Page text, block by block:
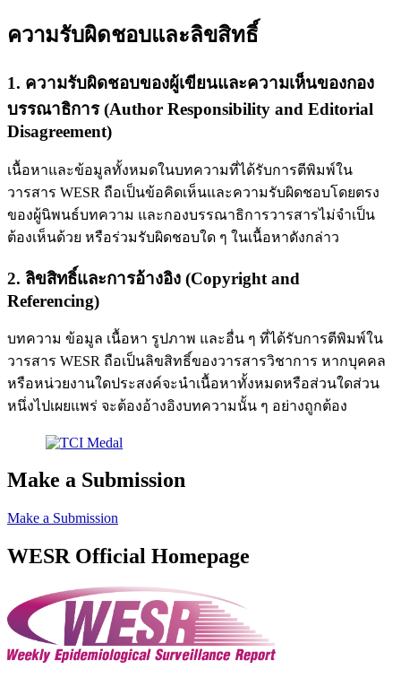
ความรับผิดชอบและลิขสิทธิ์
1. ความรับผิดชอบของผู้เขียนและความเห็นของกอง
บรรณาธิการ (Author Responsibility and Editorial
Disagreement)
เนื้อหาและข้อมูลทั้งหมดในบทความที่ได้รับการตีพิมพ์ใน
วารสาร WESR ถือเป็นข้อคิดเห็นและความรับผิดชอบโดยตรง
ของผู้นิพนธ์บทความ และกองบรรณาธิการวารสารไม่จำเป็น
ต้องเห็นด้วย หรือร่วมรับผิดชอบใด ๆ ในเนื้อหาดังกล่าว
2. ลิขสิทธิ์และการอ้างอิง (Copyright and
Referencing)
บทความ ข้อมูล เนื้อหา รูปภาพ และอื่น ๆ ที่ได้รับการตีพิมพ์ใน
วารสาร WESR ถือเป็นลิขสิทธิ์ของวารสารวิชาการ หากบุคคล
หรือหน่วยงานใดประสงค์จะนำเนื้อหาทั้งหมดหรือส่วนใดส่วน
หนึ่งไปเผยแพร่ จะต้องอ้างอิงบทความนั้น ๆ อย่างถูกต้อง
Make a Submission
Make a Submission
WESR Official Homepage